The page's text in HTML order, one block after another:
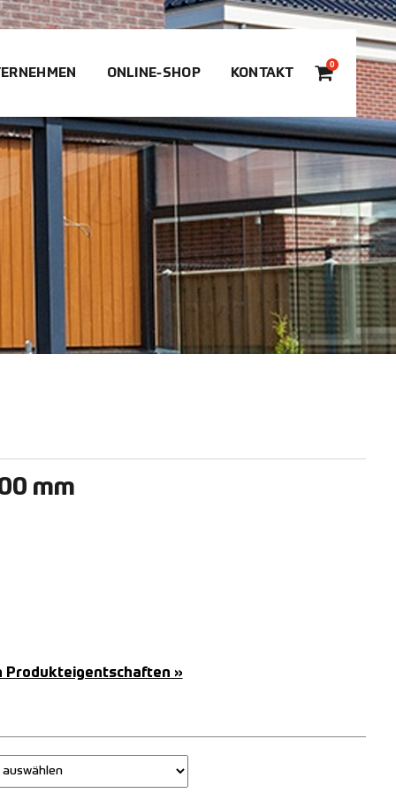
0
ONLINE-SHOP KONTAKT
mm
Produkteigentschaften »